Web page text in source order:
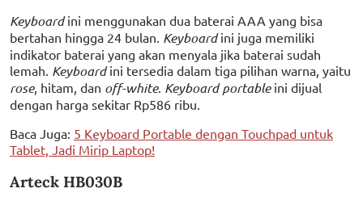
Keyboardini menggunakan dua baterai AAA yang bisa
bertahan hingga 24 bulan. Keyboardini juga memiliki
indikator baterai yang akan menyala jika baterai sudah
lemah. Keyboardini tersedia dalam tiga pilihan warna, yaitu
rose, hitam, dan off-white. Keyboard portable ini dijual
dengan harga sekitar Rp586 ribu.
Baca Juga: 5 Keyboard Portable dengan Touchpad untuk
Tablet, Jadi Mirip Laptop!
Arteck HB030B